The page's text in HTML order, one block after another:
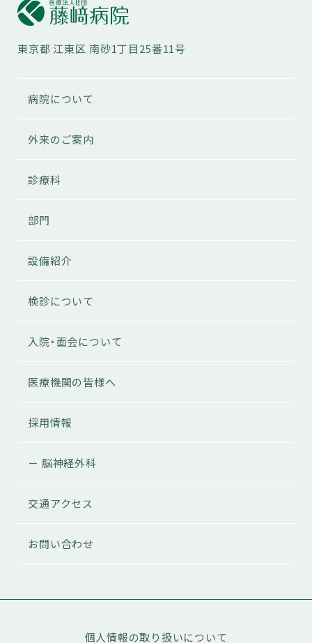
東京都 江東区 南砂1丁目25番11号
病院について
外来のご案内
診療科
部門
設備紹介
検診について
入院・面会について
医療機関の皆様へ
採用情報
－ 脳神経外科
交通アクセス
お問い合わせ
個人情報の取り扱いについて